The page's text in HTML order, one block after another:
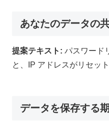
あなたのデータの
提案テキスト: パスワード
と、IP アドレスがリセッ
データを保存する